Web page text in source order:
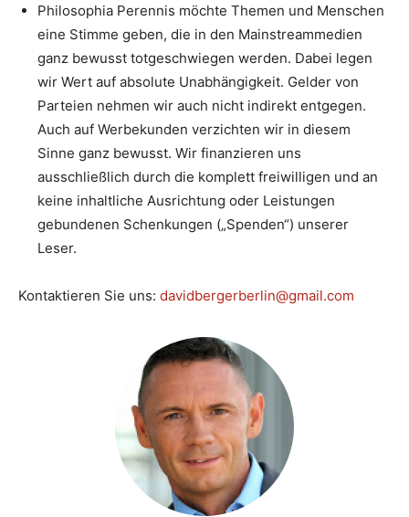
Philosophia Perennis möchte Themen und Menschen
eine Stimme geben, die in den Mainstreammedien
ganz bewusst totgeschwiegen werden. Dabei legen
wir Wert auf absolute Unabhängigkeit. Gelder von
Parteien nehmen wir auch nicht indirekt entgegen.
Auch auf Werbekunden verzichten wir in diesem
Sinne ganz bewusst. Wir finanzieren uns
ausschließlich durch die komplett freiwilligen und an
keine inhaltliche Ausrichtung oder Leistungen
gebundenen Schenkungen („Spenden“) unserer
Leser.
Kontaktieren Sie uns: davidbergerberlin@gmail.com